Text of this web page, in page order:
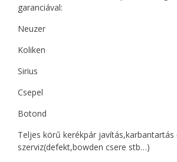
garanciával:
Neuzer
Koliken
Sirius
Csepel
Botond
Teljes körű kerékpár javítás,karbantartás
szerviz(defekt,bowden csere stb…)